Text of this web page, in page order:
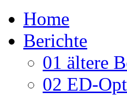
Home
Berichte
01 ältere
02 ED-